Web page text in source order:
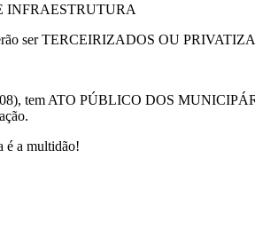
INFRAESTRUTURA
ser TERCEIRIZADOS OU
tem ATO PÚBLICO DOS
é a multidão!